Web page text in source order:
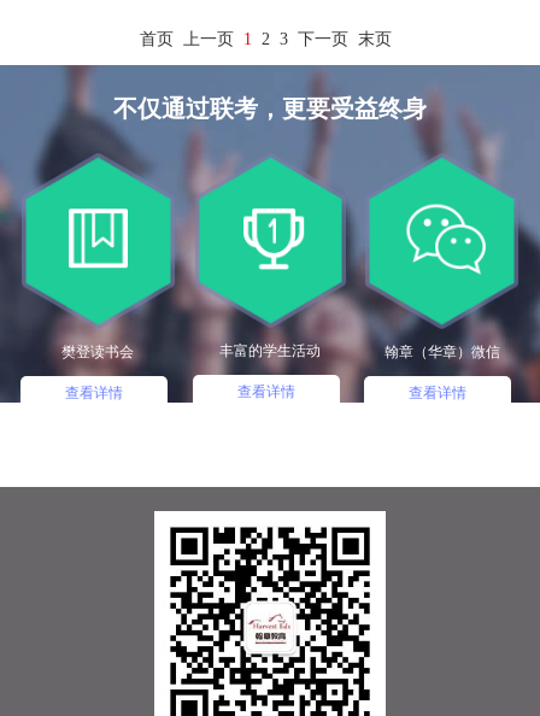
首页 上一页 1 2 3 下一页 末页
不仅通过联考，更要受益终身
樊登读书会
查看详情
丰富的学生活动
查看详情
翰章（华章）微信
查看详情